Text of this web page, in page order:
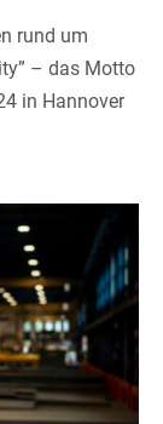
rund um
– das Motto
in Hannover